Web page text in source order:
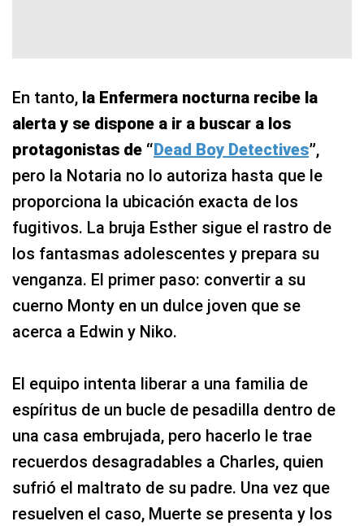
En tanto, la Enfermera nocturna recibe la
alerta y se dispone a ir a buscar a los
protagonistas de “Dead Boy Detectives”,
pero la Notaria no lo autoriza hasta que le
proporciona la ubicación exacta de los
fugitivos. La bruja Esther sigue el rastro de
los fantasmas adolescentes y prepara su
venganza. El primer paso: convertir a su
cuerno Monty en un dulce joven que se
acerca a Edwin y Niko.
El equipo intenta liberar a una familia de
espíritus de un bucle de pesadilla dentro de
una casa embrujada, pero hacerlo le trae
recuerdos desagradables a Charles, quien
sufrió el maltrato de su padre. Una vez que
resuelven el caso, Muerte se presenta y los